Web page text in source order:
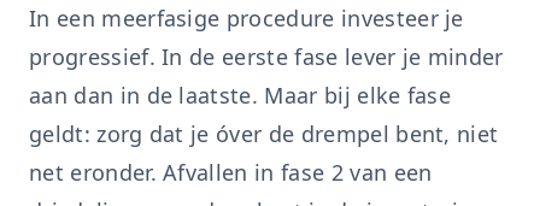
In een meerfasige procedure investeer je
progressief. In de eerste fase lever je minder
aan dan in de laatste. Maar bij elke fase
geldt: zorg dat je óver de drempel bent, niet
net eronder. Afvallen in fase 2 van een